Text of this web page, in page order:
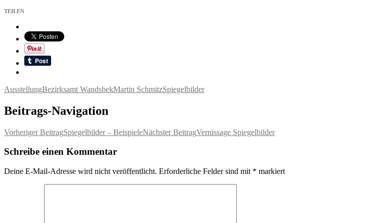
TEILEN
AusstellungBezirksamt WandsbekMartin SchmitzSpiegelbilder
Beitrags-Navigation
Vorheriger BeitragSpiegelbilder – BeispieleNächster BeitragVernissage Spiegelbilder
Schreibe einen Kommentar
Deine E-Mail-Adresse wird nicht veröffentlicht. Erforderliche Felder sind mit * markiert